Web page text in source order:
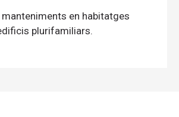
en habitatges
plurifamiliars.